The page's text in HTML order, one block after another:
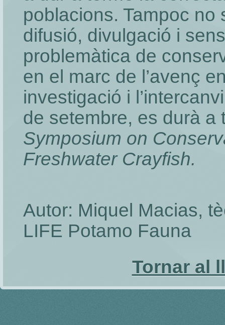
poblacions. Tampoc no
difusió, divulgació i
problemàtica de
en el marc de l’avenç
investigació i
de setembre, es durà
Symposium on
Freshwater Crayfish.
Autor: Miquel Macias,
LIFE Potamo Fauna
Tornar al